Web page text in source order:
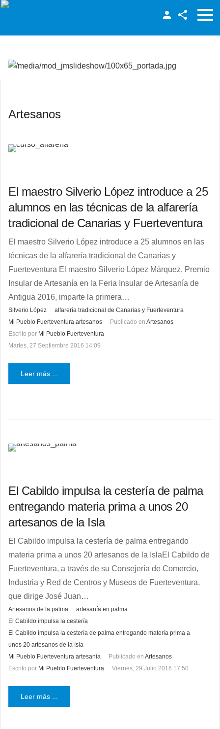
LinkedIn
Artesanos
El maestro Silverio López introduce a 25
alumnos en las técnicas de la alfarería
tradicional de Canarias y Fuerteventura
El maestro Silverio López introduce a 25 alumnos en las
técnicas de la alfarería tradicional de Canarias y
Fuerteventura El maestro Silverio López Márquez, Premio
Insular de Artesanía en la Feria Insular de Artesanía de
Antigua 2016, imparte la primera…
Silverio López
alfarería tradicional de Canarias y Fuerteventura
Mi Pueblo Fuerteventura artesanos
Publicado en Artesanos
Escrito por Mi Pueblo Fuerteventura
Martes, 27 Septiembre 2016 14:09
Leer más ...
El Cabildo impulsa la cestería de palma
entregando materia prima a unos 20
artesanos de la Isla
El Cabildo impulsa la cestería de palma entregando
materia prima a unos 20 artesanos de la IslaEl Cabildo de
Fuerteventura, a través de su Consejería de Comercio,
Industria y Red de Centros y Museos de Fuerteventura,
que dirige José Juan…
Artesanos de la palma
artesanía en palma
El Cabildo impulsa la cestería
El Cabildo impulsa la cestería de palma entregando materia prima a
unos 20 artesanos de la Isla
Mi Pueblo Fuerteventura artesanía
Publicado en Artesanos
Escrito por Mi Pueblo Fuerteventura Viernes, 29 Julio 2016 17:50
Leer más ...